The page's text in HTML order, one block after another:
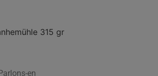
315 gr
en